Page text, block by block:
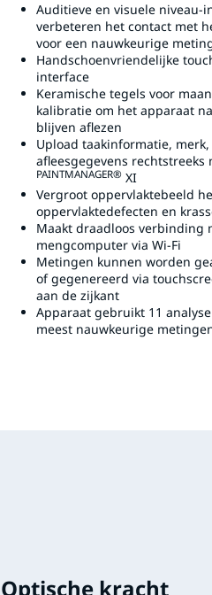
Auditieve en visuele niveau-
verbeteren het contact met
voor een nauwkeurige
Handschoenvriendelijke
interface
Keramische tegels voor
kalibratie om het apparaat
blijven aflezen
Upload taakinformatie,
afleesgegevens rechtstreeks
PAINTMANAGER® XI
Vergroot oppervlaktebeeld
oppervlaktedefecten en
Maakt draadloos verbinding
mengcomputer via Wi-Fi
Metingen kunnen worden
of gegenereerd via
aan de zijkant
Apparaat gebruikt 11
meest nauwkeurige
Optische kracht